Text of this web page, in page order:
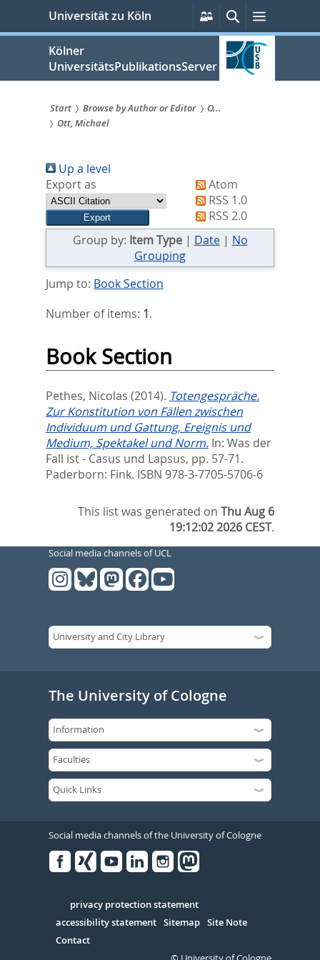
springen
Universität zu Köln
Persönliche
Services
SucheMenü
Kölner
UniversitätsPublikationsServer
Sie
sind
hier:
Start Browse by Author or Editor
O...
Ott, Michael
Up a level
Export as
Atom
RSS 1.0
RSS 2.0
Group by: Item Type| Date| No
Grouping
Jump to: Book Section
Number of items: 1.
Book Section
Pethes, Nicolas (2014). Totengespräche.
Zur Konstitution von Fällen zwischen
Individuum und Gattung, Ereignis und
Medium, Spektakel und Norm. In: Was der
Fall ist - Casus und Lapsus, pp. 57-71.
Paderborn: Fink. ISBN 978-3-7705-5706-6
This list was generated onThu Aug 6
19:12:02 2026 CEST.
Social media channels of UCL
The University of Cologne
Social media channels of the University of Cologne
Serivce
privacy protection statement
accessibility statement Sitemap Site Note
Contact